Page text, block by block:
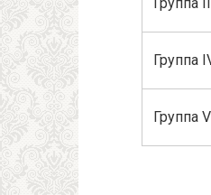
Группа III
Группа
Группа V